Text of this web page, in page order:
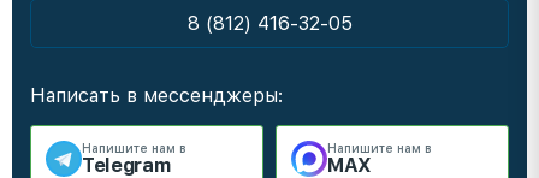
8 (812) 416-32-05
Написать в мессенджеры:
Напишите нам в
Telegram
Напишите нам в
MAX